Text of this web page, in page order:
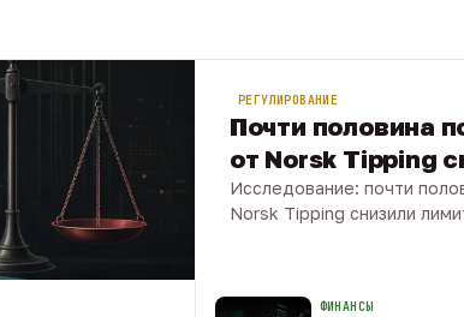
РЕГУЛИРОВАНИЕ
Почти половина
от Norsk Tipping
Исследование: почти
Norsk Tipping снизили
ФИНАНСЫ